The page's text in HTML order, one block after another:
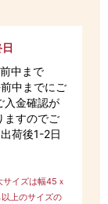
中まで
中までにご
入金確認が
ますのでご
荷後1-2日
サイズは幅45ｘ
上のサイズの